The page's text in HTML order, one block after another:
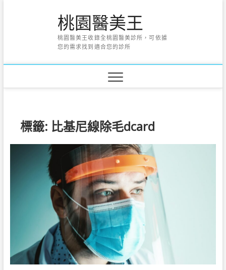
桃園醫美王
桃園醫美王收錄全桃園醫美診所，可依據
您的需求找到適合您的診所
標籤: 比基尼線除毛dcard